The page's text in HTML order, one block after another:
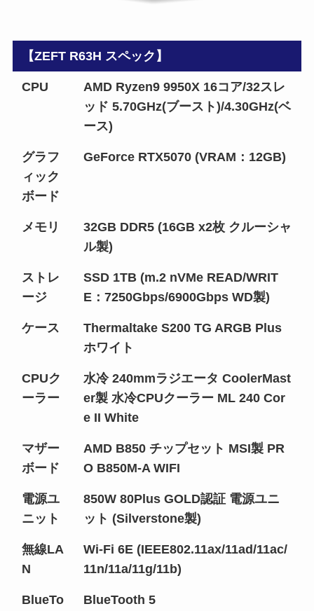
【ZEFT R63H スペック】
CPU
AMD Ryzen9 9950X 16コア/32スレ
ッド 5.70GHz(ブースト)/4.30GHz(ベ
ース)
グラフ
ィック
ボード
GeForce RTX5070 (VRAM：12GB)
メモリ
32GB DDR5 (16GB x2枚 クルーシャ
ル製)
ストレ
ージ
SSD 1TB (m.2 nVMe READ/WRIT
E：7250Gbps/6900Gbps WD製)
ケース
Thermaltake S200 TG ARGB Plus
ホワイト
CPUク
ーラー
水冷 240mmラジエータ CoolerMast
er製 水冷CPUクーラー ML 240 Cor
e II White
マザー
ボード
AMD B850 チップセット MSI製 PR
O B850M-A WIFI
電源ユ
ニット
850W 80Plus GOLD認証 電源ユニ
ット (Silverstone製)
無線LA
N
Wi-Fi 6E (IEEE802.11ax/11ad/11ac/
11n/11a/11g/11b)
BlueTo
BlueTooth 5